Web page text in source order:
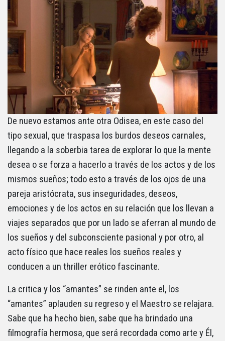
De nuevo estamos ante otra Odisea, en este caso del
tipo sexual, que traspasa los burdos deseos carnales,
llegando a la soberbia tarea de explorar lo que la mente
desea o se forza a hacerlo a través de los actos y de los
mismos sueños; todo esto a través de los ojos de una
pareja aristócrata, sus inseguridades, deseos,
emociones y de los actos en su relación que los llevan a
viajes separados que por un lado se aferran al mundo de
los sueños y del subconsciente pasional y por otro, al
acto físico que hace reales los sueños reales y
conducen a un thriller erótico fascinante.
La critica y los “amantes” se rinden ante el, los
“amantes” aplauden su regreso y el Maestro se relajara.
Sabe que ha hecho bien, sabe que ha brindado una
filmografía hermosa, que será recordada como arte y Él,